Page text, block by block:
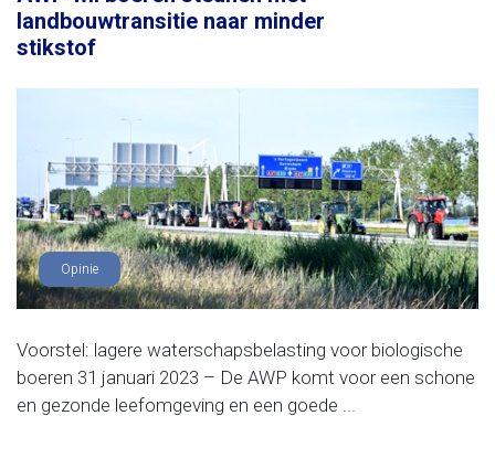
landbouwtransitie naar minder
stikstof
Opinie
Voorstel: lagere waterschapsbelasting voor biologische
boeren 31 januari 2023 – De AWP komt voor een schone
en gezonde leefomgeving en een goede ...